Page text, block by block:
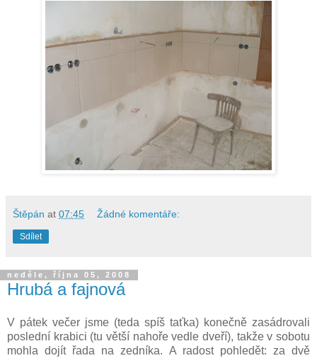
Štěpán at 07:45 Žádné komentáře:
Sdílet
neděle, října 05, 2008
Hrubá a fajnová
V pátek večer jsme (teda spíš taťka) konečně zasádrovali
poslední krabici (tu větší nahoře vedle dveří), takže v sobotu
mohla dojít řada na zedníka. A radost pohledět: za dvě